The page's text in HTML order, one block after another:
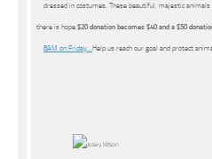
dressed in costumes. These beautiful, majestic
there is hope. $20 donation becomes $40 and a $50
8AM on Friday… Help us reach our goal and protect